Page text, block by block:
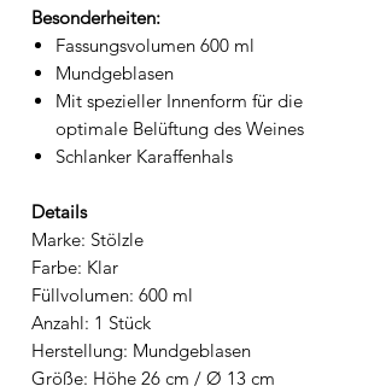
Besonderheiten:
Fassungsvolumen 600 ml
Mundgeblasen
Mit spezieller Innenform für die
optimale Belüftung des Weines
Schlanker Karaffenhals
Details
Marke: Stölzle
Farbe: Klar
Füllvolumen: 600 ml
Anzahl: 1 Stück
Herstellung: Mundgeblasen
Größe: Höhe 26 cm / Ø 13 cm